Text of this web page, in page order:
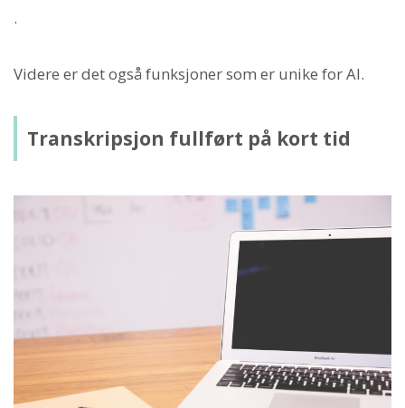
.
Videre er det også funksjoner som er unike for AI.
Transkripsjon fullført på kort tid